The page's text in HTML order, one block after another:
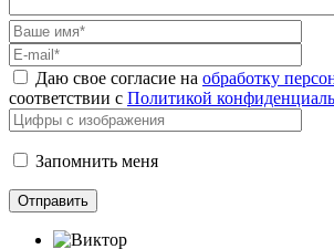
Даю свое согласие на обработку
соответствии с Политикой
Запомнить меня